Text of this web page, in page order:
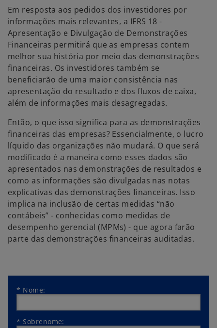
a a
Em resposta aos pedidos dos investidores por
informações mais relevantes, a IFRS 18 -
Apresentação e Divulgação de Demonstrações
Financeiras permitirá que as empresas contem
melhor sua história por meio das demonstrações
financeiras. Os investidores também se
beneficiarão de uma maior consistência nas
apresentação do resultado e dos fluxos de caixa,
além de informações mais desagregadas.
Então, o que isso significa para as demonstrações
financeiras das empresas? Essencialmente, o lucro
líquido das organizações não mudará. O que será
modificado é a maneira como esses dados são
apresentados nas demonstrações de resultados e
como as informações são divulgadas nas notas
explicativas das demonstrações financeiras. Isso
implica na inclusão de certas medidas “não
contábeis” - conhecidas como medidas de
desempenho gerencial (MPMs) - que agora farão
parte das demonstrações financeiras auditadas.
* Nome:
* Sobrenome: